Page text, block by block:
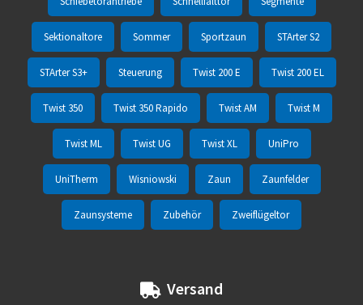
Sektionaltore Sommer Sportzaun STArter S2
STArter S3+ Steuerung Twist 200 E Twist 200 EL
Twist 350 Twist 350 Rapido Twist AM Twist M
Twist ML Twist UG Twist XL UniPro
UniTherm Wisniowski Zaun Zaunfelder
Zaunsysteme Zubehör Zweiflügeltor
Versand